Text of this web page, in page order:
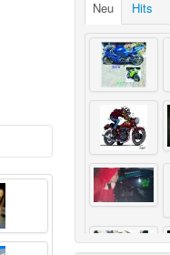
Neu Hits